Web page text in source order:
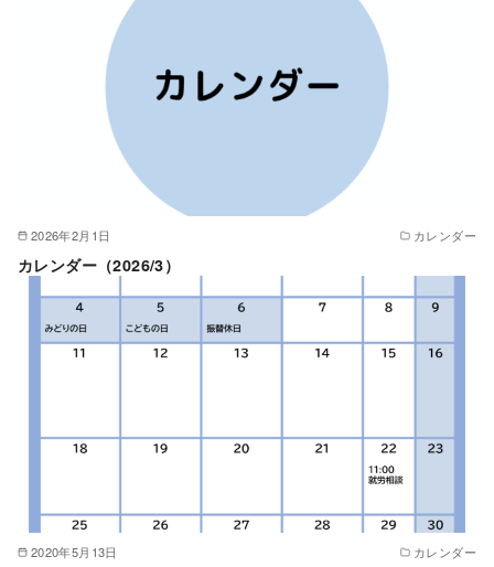
2026年2月1日 カレンダー
カレンダー（2026/3）
2020年5月13日 カレンダー